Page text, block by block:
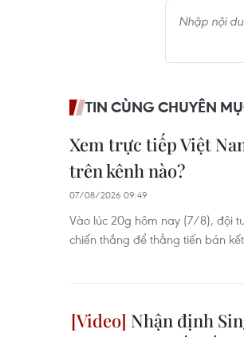
TIN CÙNG CHUYÊN
Xem trực tiếp Việt
trên kênh nào?
07/08/2026 09:49
Vào lúc 20g hôm nay (7/8), đội
chiến thắng để thẳng tiến bán
Nhận định